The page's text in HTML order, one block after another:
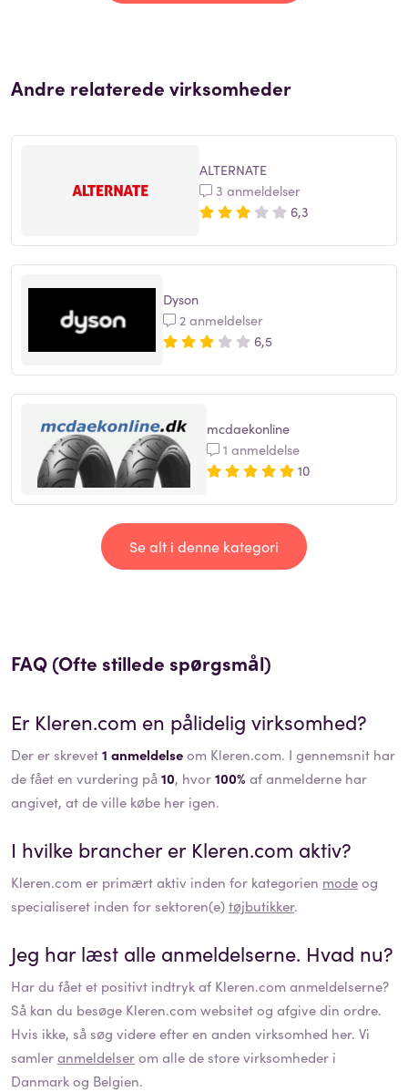
Andre relaterede virksomheder
ALTERNATE
3 anmeldelser
6,3
Dyson
2 anmeldelser
6,5
mcdaekonline
1 anmeldelse
10
Se alt i denne kategori
FAQ (Ofte stillede spørgsmål)
Er Kleren.com en pålidelig virksomhed?
Der er skrevet1 anmeldelseom Kleren.com. I gennemsnit har
de fået en vurdering på10, hvor100% af anmelderne har
angivet, at de ville købe her igen.
I hvilke brancher er Kleren.com aktiv?
Kleren.com er primært aktiv inden for kategorien modeog
specialiseret inden for sektoren(e)tøjbutikker.
Jeg har læst alle anmeldelserne. Hvad nu?
Har du fået et positivt indtryk af Kleren.com anmeldelserne?
Så kan du besøge Kleren.com websitet og afgive din ordre.
Hvis ikke, så søg videre efter en anden virksomhed her. Vi
samleranmeldelserom alle de store virksomheder i
Danmark og Belgien.